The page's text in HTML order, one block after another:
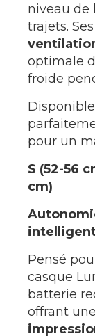
niveau de
trajets. Ses
optimale
froide
pour un
S (52-56
cm)
Pensé
casque
batterie
offrant une